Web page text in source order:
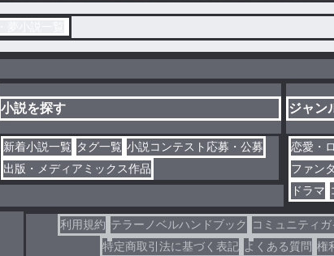
小説を探す
新着小説一覧 タグ一覧 小説コンテスト応募・公募
出版・メディアミックス作品
ジャン
恋愛・
ファン
ドラマ
利用規約 テラーノベルハンドブック コミュニティ
特定商取引法に基づく表記 よくある質問 権